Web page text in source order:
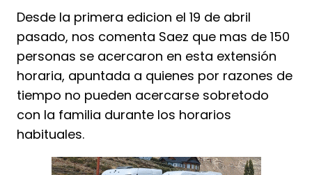
Desde la primera edicion el 19 de abril
pasado, nos comenta Saez que mas de 150
personas se acercaron en esta extensión
horaria, apuntada a quienes por razones de
tiempo no pueden acercarse sobretodo
con la familia durante los horarios
habituales.